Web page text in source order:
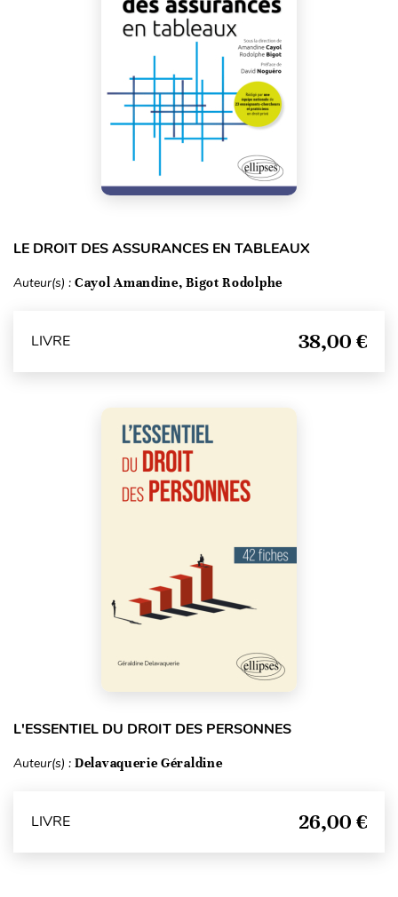
LE DROIT DES ASSURANCES EN TABLEAUX
Auteur(s) : Cayol Amandine, Bigot Rodolphe
LIVRE 38,00 €
L'ESSENTIEL DU DROIT DES PERSONNES
Auteur(s) : Delavaquerie Géraldine
LIVRE 26,00 €